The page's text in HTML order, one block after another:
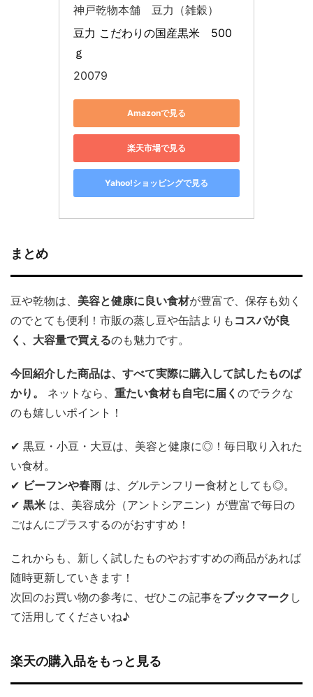
神戸乾物本舗 豆力（雑穀）
豆力 こだわりの国産黒米　500
ｇ
20079
Amazonで見る
楽天市場で見る
Yahoo!ショッピングで見る
まとめ
豆や乾物は、 美容と健康に良い食材が豊富で、保存も効く
のでとても便利！市販の蒸し豆や缶詰よりも コスパが良
く、大容量で買えるのも魅力です。
今回紹介した商品は、すべて実際に購入して試したものば
かり。
ネットなら、 重たい食材も自宅に届く のでラクな
のも嬉しいポイント！
✔ 黒豆・小豆・大豆は、美容と健康に◎！毎日取り入れた
い食材。
✔ ビーフンや春雨 は、グルテンフリー食材としても◎。
✔ 黒米 は、美容成分（アントシアニン）が豊富で毎日の
ごはんにプラスするのがおすすめ！
これからも、新しく試したものやおすすめの商品があれば
随時更新していきます！
次回のお買い物の参考に、ぜひこの記事をブックマーク し
て活用してくださいね♪
楽天の購入品をもっと見る